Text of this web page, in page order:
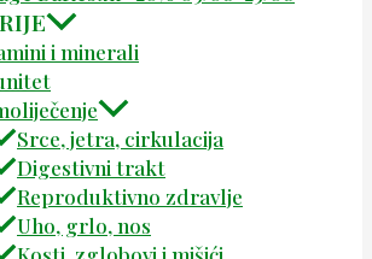
i minerali
Srce, jetra, cirkulacija
Digestivni trakt
Reproduktivno zdravlje
Uho, grlo, nos